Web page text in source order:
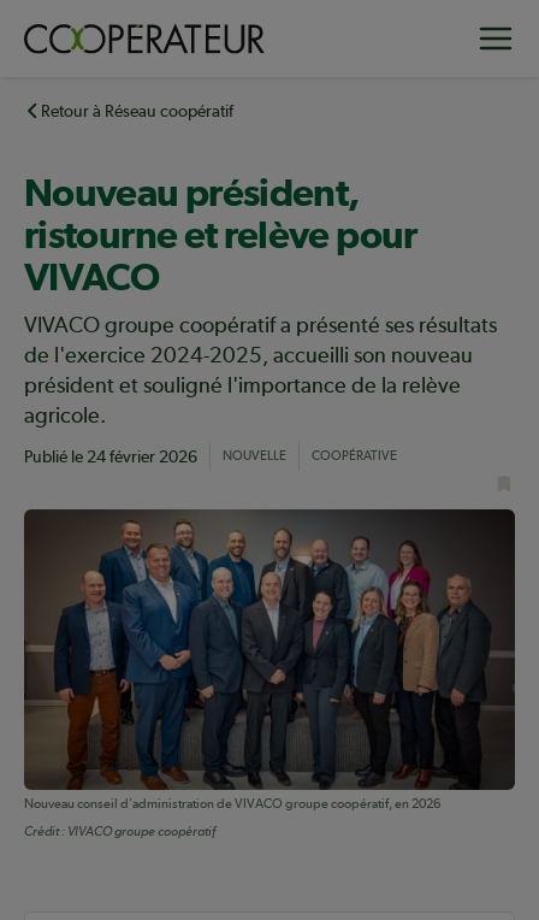
principalRetour à Réseau coopératif
Nouveau président,
ristourne et relève pour
VIVACO
VIVACO groupe coopératif a présenté ses résultats
de l'exercice 2024-2025, accueilli son nouveau
président et souligné l'importance de la relève
agricole.
Publié le 24 février 2026 NOUVELLE COOPÉRATIVE
Nouveau conseil d'administration de VIVACO groupe coopératif, en 2026
Crédit : VIVACO groupe coopératif